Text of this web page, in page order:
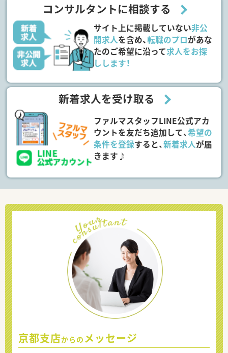
コンサルタントに相談する
サイト上に掲載していない非公
開求人を含め、転職のプロがあな
たのご希望に沿って求人をお探
しします！
新着求人を受け取る
ファルマスタッフLINE公式アカ
ウントを友だち追加して、希望の
条件を登録すると、新着求人が届
きます♪
京都支店からの メッセージ